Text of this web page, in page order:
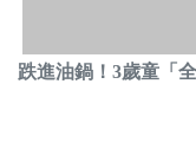
跌進油鍋！3歲童「